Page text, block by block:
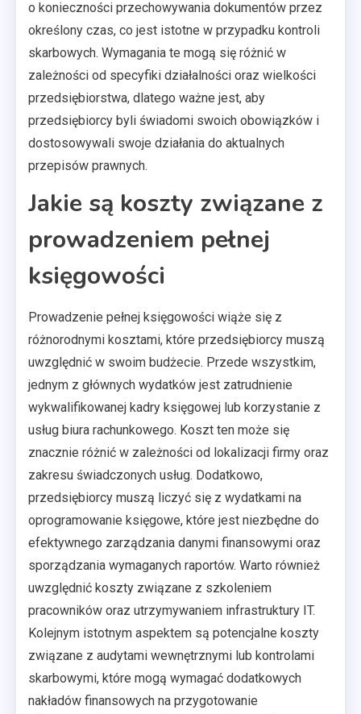
o konieczności przechowywania dokumentów przez
określony czas, co jest istotne w przypadku kontroli
skarbowych. Wymagania te mogą się różnić w
zależności od specyfiki działalności oraz wielkości
przedsiębiorstwa, dlatego ważne jest, aby
przedsiębiorcy byli świadomi swoich obowiązków i
dostosowywali swoje działania do aktualnych
przepisów prawnych.
Jakie są koszty związane z
prowadzeniem pełnej
księgowości
Prowadzenie pełnej księgowości wiąże się z
różnorodnymi kosztami, które przedsiębiorcy muszą
uwzględnić w swoim budżecie. Przede wszystkim,
jednym z głównych wydatków jest zatrudnienie
wykwalifikowanej kadry księgowej lub korzystanie z
usług biura rachunkowego. Koszt ten może się
znacznie różnić w zależności od lokalizacji firmy oraz
zakresu świadczonych usług. Dodatkowo,
przedsiębiorcy muszą liczyć się z wydatkami na
oprogramowanie księgowe, które jest niezbędne do
efektywnego zarządzania danymi finansowymi oraz
sporządzania wymaganych raportów. Warto również
uwzględnić koszty związane z szkoleniem
pracowników oraz utrzymywaniem infrastruktury IT.
Kolejnym istotnym aspektem są potencjalne koszty
związane z audytami wewnętrznymi lub kontrolami
skarbowymi, które mogą wymagać dodatkowych
nakładów finansowych na przygotowanie